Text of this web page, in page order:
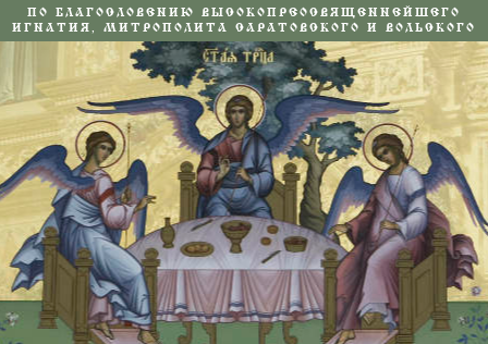
ПО БЛАГОСЛОВЕНИЮ ВЫСОКОПРЕОСВЯЩЕННЕЙШЕГО
ИГНАТИЯ, МИТРОПОЛИТА САРАТОВСКОГО И ВОЛЬСКОГО